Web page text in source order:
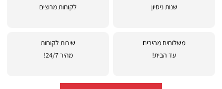
שנות ניסיון
לקוחות מרוצים
משלוחים מהירים
עד הבית!
שירות לקוחות
מהיר 24/7!